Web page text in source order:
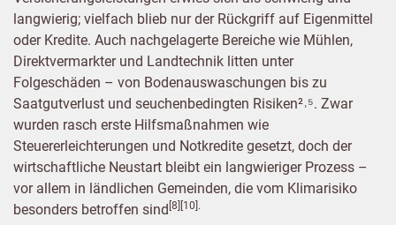
langwierig; vielfach blieb nur der Rückgriff auf Eigenmittel
oder Kredite. Auch nachgelagerte Bereiche wie Mühlen,
Direktvermarkter und Landtechnik litten unter
Folgeschäden – von Bodenauswaschungen bis zu
Saatgutverlust und seuchenbedingten Risiken²˒⁵. Zwar
wurden rasch erste Hilfsmaßnahmen wie
Steuererleichterungen und Notkredite gesetzt, doch der
wirtschaftliche Neustart bleibt ein langwieriger Prozess –
vor allem in ländlichen Gemeinden, die vom Klimarisiko
besonders betroffen sind [8][10].